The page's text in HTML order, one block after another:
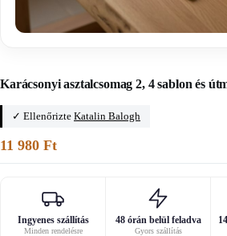
Karácsonyi asztalcsomag 2, 4 sablon és
✓ Ellenőrizte Katalin Balogh
11 980 Ft
Ingyenes szállítás
Minden rendelésre
48 órán belül feladva
Gyors szállítás